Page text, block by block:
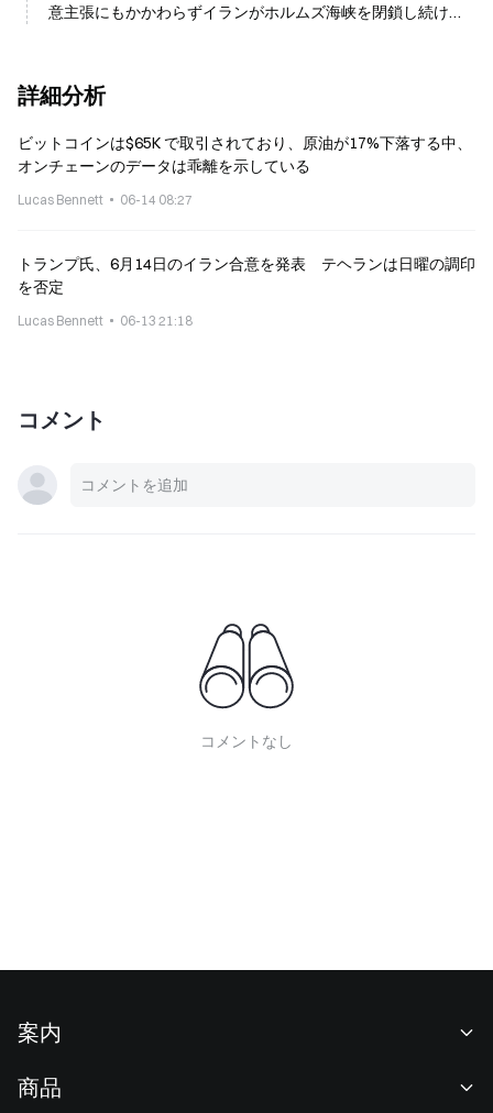
意主張にもかかわらずイランがホルムズ海峡を閉鎖し続けて
詳細分析
ビットコインは$65K で取引されており、原油が17%下落する中、
オンチェーンのデータは乖離を示している
Lucas Bennett 06-14 08:27
トランプ氏、6月14日のイラン合意を発表 テヘランは日曜の調印
を否定
Lucas Bennett 06-13 21:18
コメント
コメントなし
案内
商品